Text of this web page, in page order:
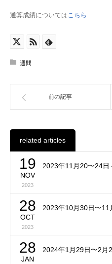
通算成績についてはこちら
週間
前の記事
related articles
19
NOV
2023
2023年11月20〜24
28
OCT
2023
2023年10月30日〜
28
JAN
2024年1月29日〜2